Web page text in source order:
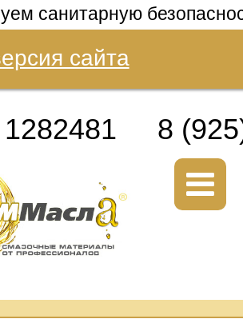
санитарную
сайта
8